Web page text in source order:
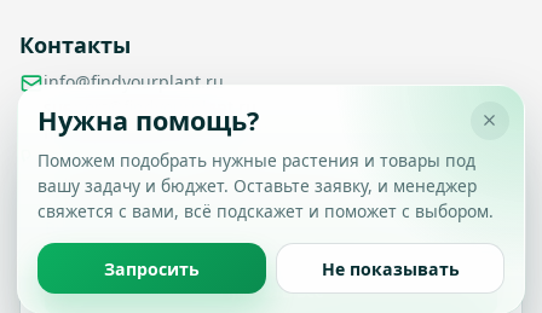
Контакты
info@findyourplant.ru
findyourplantofficial@gmail.com
+7 929 115-17-50
Санкт-Петербург, Гражданский проспект, д. 104, корп. 1,
литера А, офис 430
Настройка конфиденциальности
Вы можете выбрать, какие типы файлов cookie
разрешить.
Политика обработки данных
Принять все
Нужна помощь?
Поможем подобрать нужные растения и товары под
вашу задачу и бюджет. Оставьте заявку, и менеджер
свяжется с вами, всё подскажет и поможет с выбором.
Запросить Не показывать